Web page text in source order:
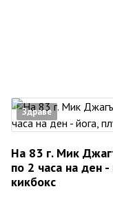
Здраве
На 83 г. Мик
по 2 часа на ден -
кикбокс